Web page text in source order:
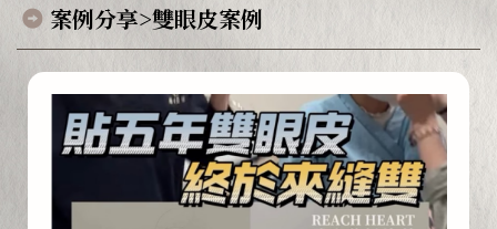
案例分享>雙眼皮案例